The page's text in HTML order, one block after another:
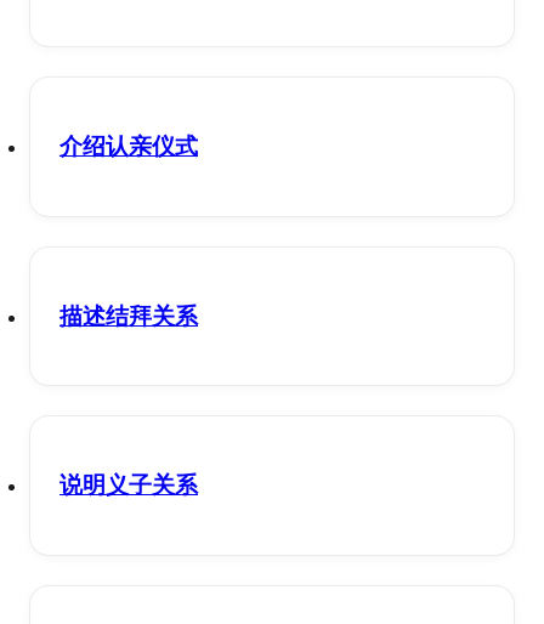
介绍认亲仪式
描述结拜关系
说明义子关系